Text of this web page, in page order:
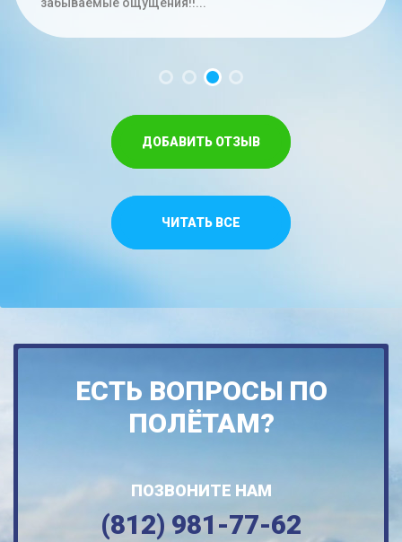
час. Меньше на троих времени не...
забываемые ощущения!!...
Спасибо,что относитесь как к своим...
ДОБАВИТЬ ОТЗЫВ
ЧИТАТЬ ВСЕ
ЕСТЬ ВОПРОСЫ ПО
ПОЛЁТАМ?
ПОЗВОНИТЕ НАМ
(812) 981-77-62